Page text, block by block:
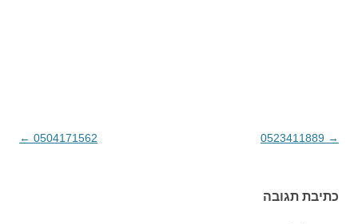
ניווט בפוסטים
→
0504171562
←
כתיבת תגובה